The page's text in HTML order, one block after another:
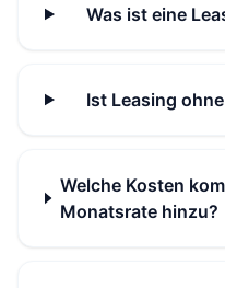
Was ist eine
Ist Leasing
Welche Kosten
Monatsrate hinzu?